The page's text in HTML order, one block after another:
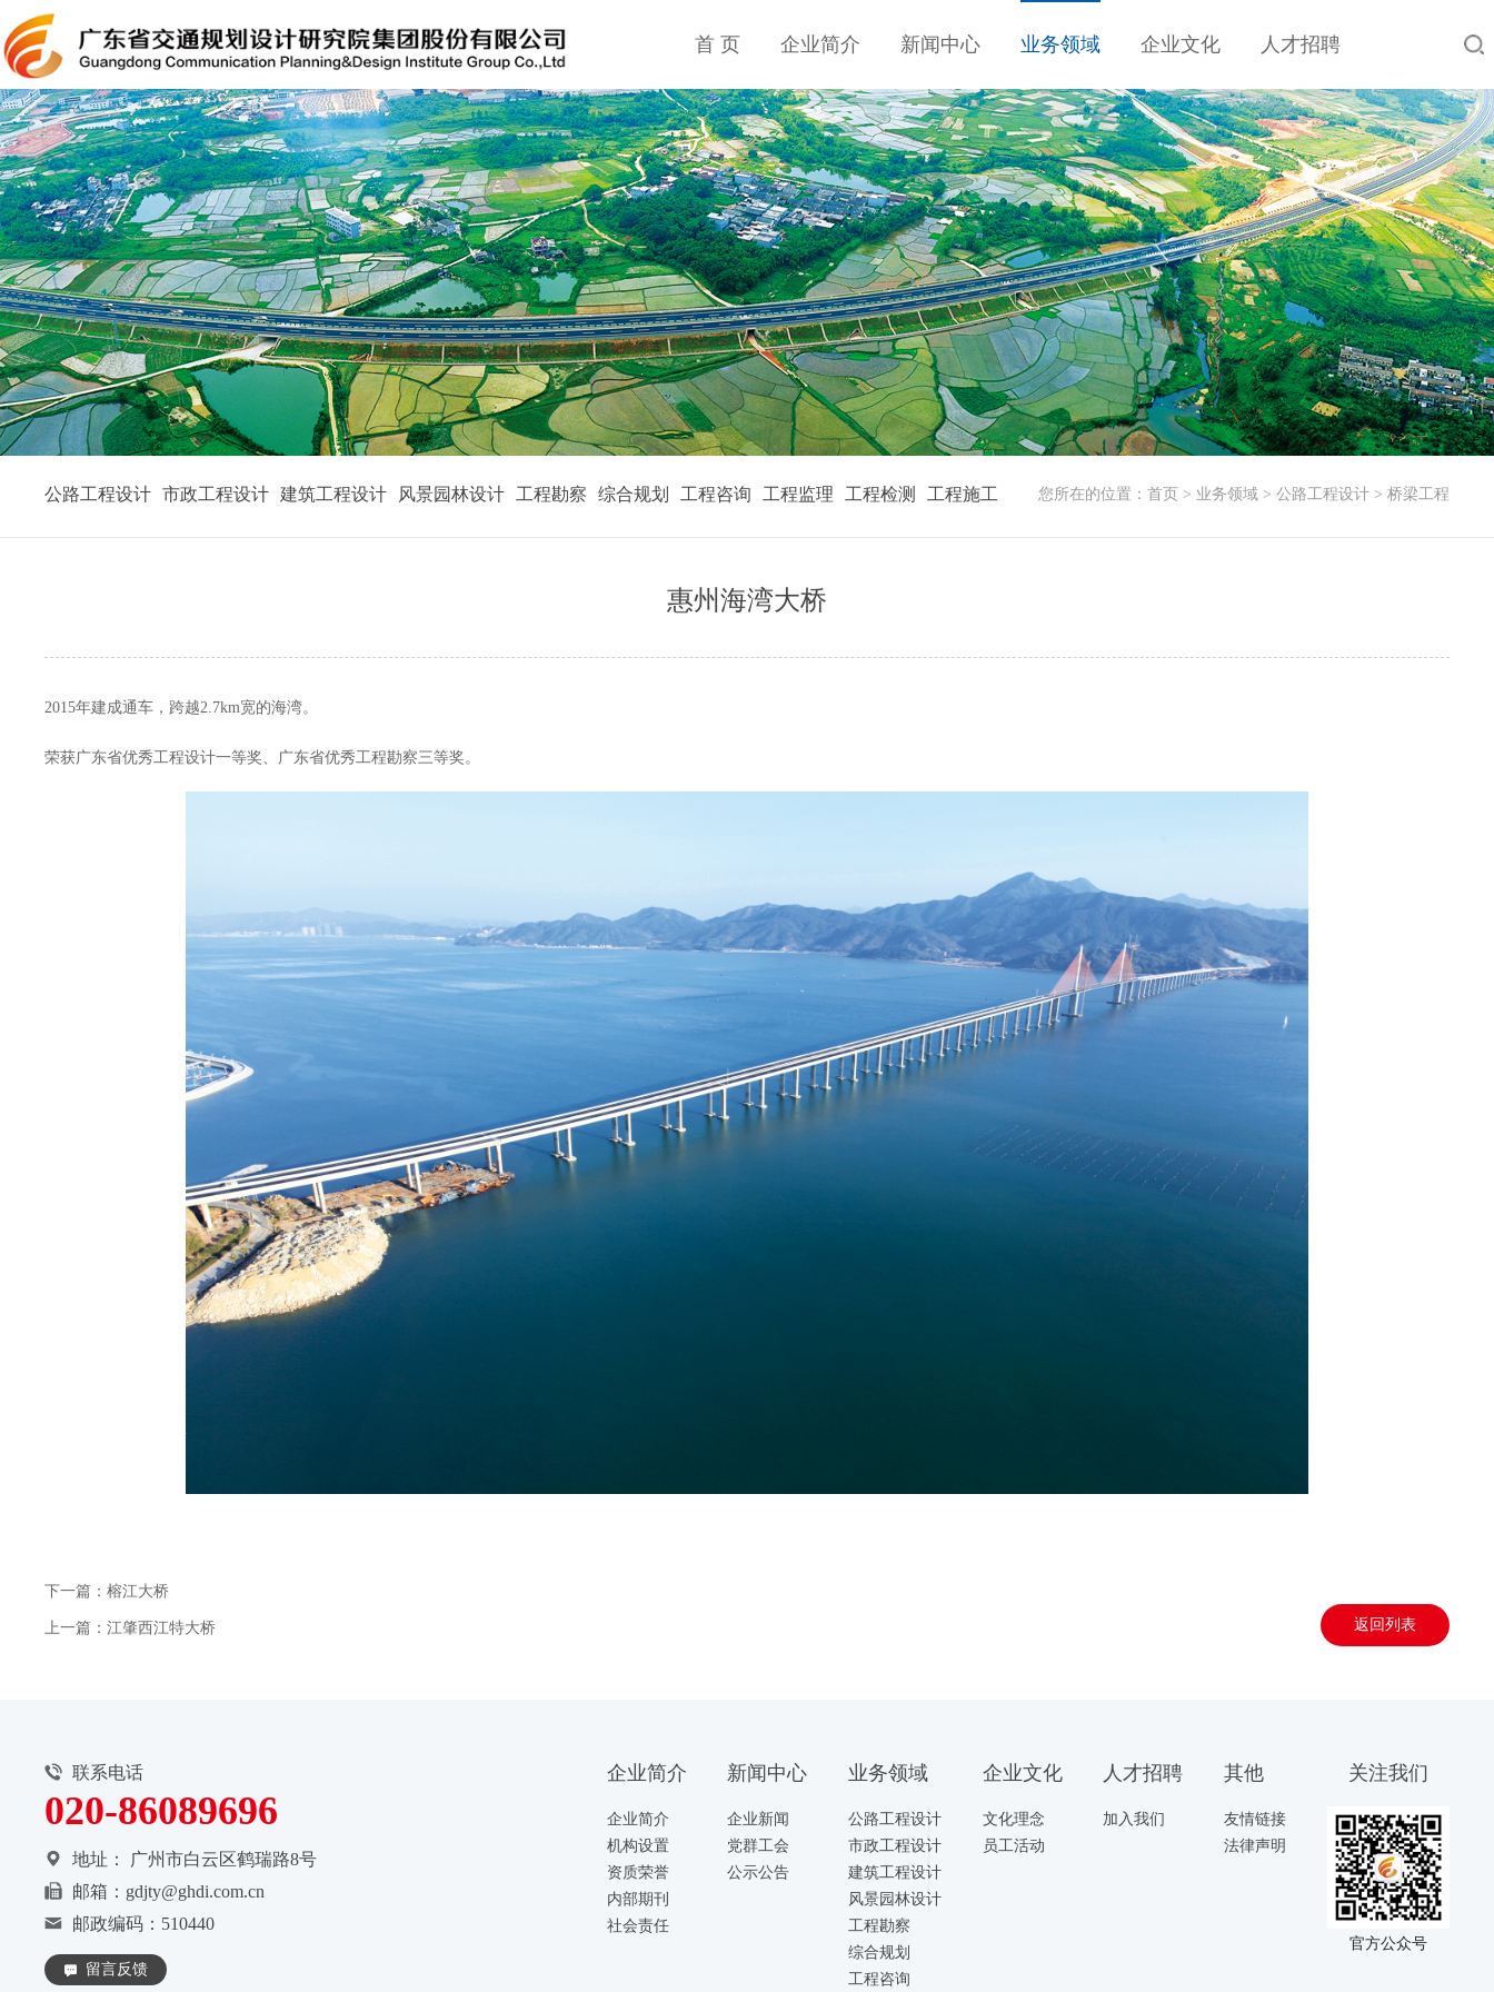
首 页 企业简介 新闻中心 业务领域 企业文化 人才招聘
您所在的位置： 首页 > 业务领域> 公路工程设计> 桥梁工程
公路工程设计 市政工程设计 建筑工程设计 风景园林设计 工程勘察 综合规划 工程咨询 工程监理 工程检测 工程施工
惠州海湾大桥
2015年建成通车，跨越2.7km宽的海湾。
荣获广东省优秀工程设计一等奖、广东省优秀工程勘察三等奖。
返回列表
下一篇：榕江大桥
上一篇：江肇西江特大桥
联系电话
020-86089696
地址： 广州市白云区鹤瑞路8号
邮箱：gdjty@ghdi.com.cn
邮政编码：510440
留言反馈
企业简介
企业简介
机构设置
资质荣誉
内部期刊
社会责任
新闻中心
企业新闻
党群工会
公示公告
业务领域
公路工程设计
市政工程设计
建筑工程设计
风景园林设计
工程勘察
综合规划
工程咨询
企业文化
文化理念
员工活动
人才招聘
加入我们
其他
友情链接
法律声明
关注我们
官方公众号